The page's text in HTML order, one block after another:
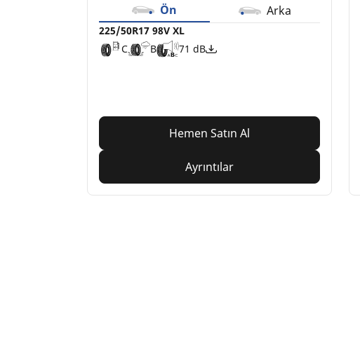
Ön Arka
225/50R17 98V XL
C
B 71 dB
Hemen Satın Al
Ayrıntılar